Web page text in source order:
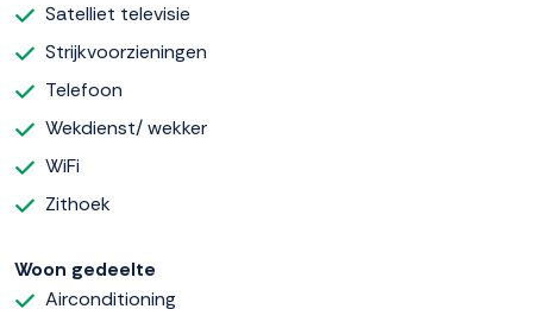
Satelliet televisie
Strijkvoorzieningen
Telefoon
Wekdienst/ wekker
WiFi
Zithoek
Woon gedeelte
Airconditioning